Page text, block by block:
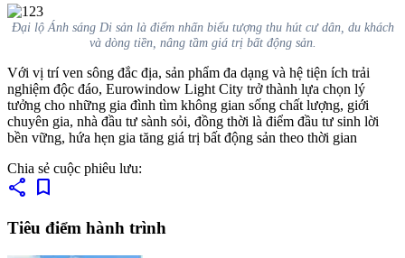
Đại lộ Ánh sáng Di sản là điểm nhấn biểu tượng thu hút cư dân, du khách
và dòng tiền, nâng tầm giá trị bất động sản.
Với vị trí ven sông đắc địa, sản phẩm đa dạng và hệ tiện ích trải
nghiệm độc đáo, Eurowindow Light City trở thành lựa chọn lý
tưởng cho những gia đình tìm không gian sống chất lượng, giới
chuyên gia, nhà đầu tư sành sỏi, đồng thời là điểm đầu tư sinh lời
bền vững, hứa hẹn gia tăng giá trị bất động sản theo thời gian
Chia sẻ cuộc phiêu lưu:
share bookmark
Tiêu điểm hành trình